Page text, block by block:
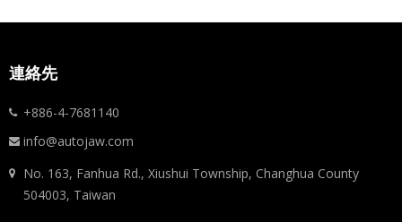
連絡先
+886-4-7681140
info@autojaw.com
No. 163, Fanhua Rd., Xiushui Township, Changhua County
504003, Taiwan